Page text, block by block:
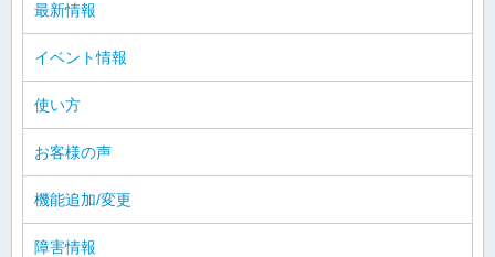
最新情報
イベント情報
使い方
お客様の声
機能追加/変更
障害情報